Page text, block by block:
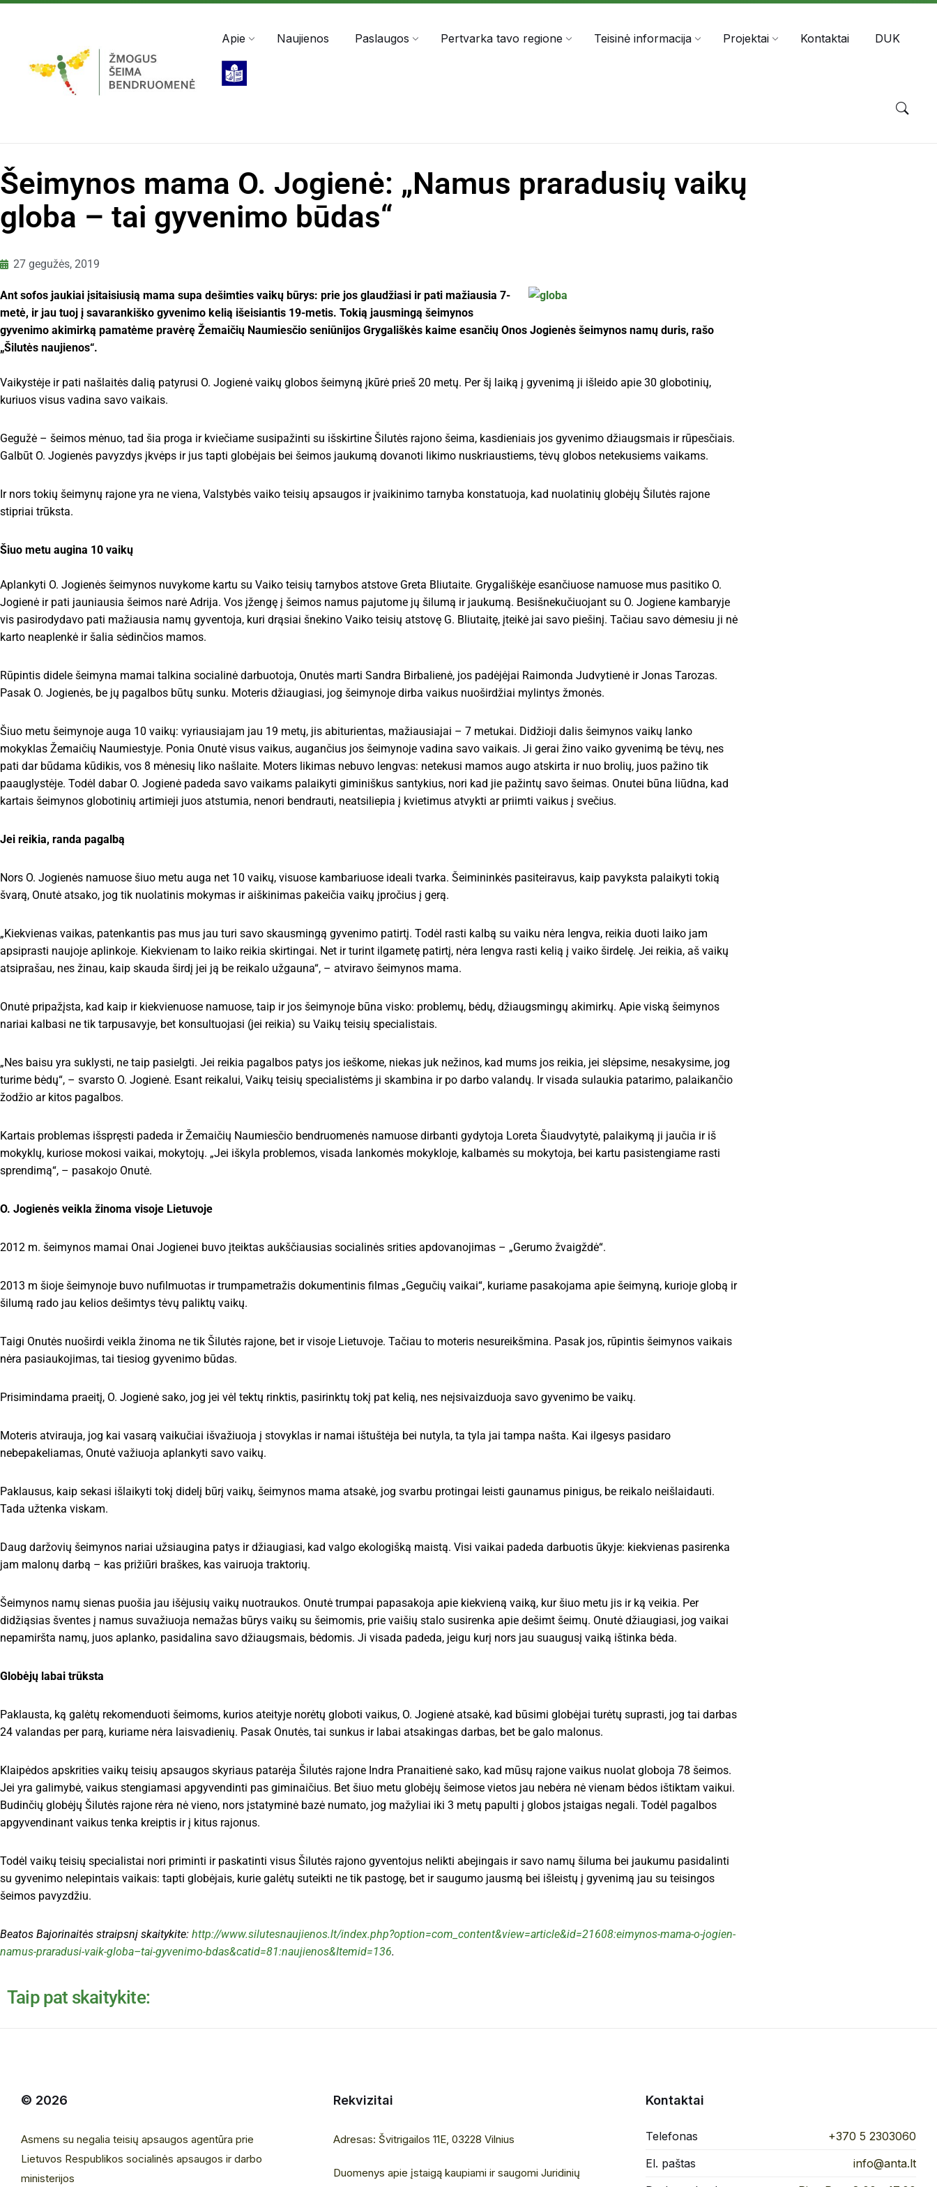
Apie Naujienos Paslaugos Pertvarka tavo regione Teisinė informacija Projektai Kontaktai DUK
Šeimynos mama O. Jogienė: „Namus praradusių vaikų
globa – tai gyvenimo būdas“
27 gegužės, 2019
Ant sofos jaukiai įsitaisiusią mama supa dešimties vaikų būrys: prie jos glaudžiasi ir pati mažiausia 7-
metė, ir jau tuoj į savarankiško gyvenimo kelią išeisiantis 19-metis. Tokią jausmingą šeimynos
gyvenimo akimirką pamatėme pravėrę Žemaičių Naumiesčio seniūnijos Grygališkės kaime esančių Onos Jogienės šeimynos namų duris, rašo
„Šilutės naujienos“.
Vaikystėje ir pati našlaitės dalią patyrusi O. Jogienė vaikų globos šeimyną įkūrė prieš 20 metų. Per šį laiką į gyvenimą ji išleido apie 30 globotinių,
kuriuos visus vadina savo vaikais.
Gegužė – šeimos mėnuo, tad šia proga ir kviečiame susipažinti su išskirtine Šilutės rajono šeima, kasdieniais jos gyvenimo džiaugsmais ir rūpesčiais.
Galbūt O. Jogienės pavyzdys įkvėps ir jus tapti globėjais bei šeimos jaukumą dovanoti likimo nuskriaustiems, tėvų globos netekusiems vaikams.
Ir nors tokių šeimynų rajone yra ne viena, Valstybės vaiko teisių apsaugos ir įvaikinimo tarnyba konstatuoja, kad nuolatinių globėjų Šilutės rajone
stipriai trūksta.
Šiuo metu augina 10 vaikų
Aplankyti O. Jogienės šeimynos nuvykome kartu su Vaiko teisių tarnybos atstove Greta Bliutaite. Grygališkėje esančiuose namuose mus pasitiko O.
Jogienė ir pati jauniausia šeimos narė Adrija. Vos įžengę į šeimos namus pajutome jų šilumą ir jaukumą. Besišnekučiuojant su O. Jogiene kambaryje
vis pasirodydavo pati mažiausia namų gyventoja, kuri drąsiai šnekino Vaiko teisių atstovę G. Bliutaitę, įteikė jai savo piešinį. Tačiau savo dėmesiu ji nė
karto neaplenkė ir šalia sėdinčios mamos.
Rūpintis didele šeimyna mamai talkina socialinė darbuotoja, Onutės marti Sandra Birbalienė, jos padėjėjai Raimonda Judvytienė ir Jonas Tarozas.
Pasak O. Jogienės, be jų pagalbos būtų sunku. Moteris džiaugiasi, jog šeimynoje dirba vaikus nuoširdžiai mylintys žmonės.
Šiuo metu šeimynoje auga 10 vaikų: vyriausiajam jau 19 metų, jis abiturientas, mažiausiajai – 7 metukai. Didžioji dalis šeimynos vaikų lanko
mokyklas Žemaičių Naumiestyje. Ponia Onutė visus vaikus, augančius jos šeimynoje vadina savo vaikais. Ji gerai žino vaiko gyvenimą be tėvų, nes
pati dar būdama kūdikis, vos 8 mėnesių liko našlaite. Moters likimas nebuvo lengvas: netekusi mamos augo atskirta ir nuo brolių, juos pažino tik
paauglystėje. Todėl dabar O. Jogienė padeda savo vaikams palaikyti giminiškus santykius, nori kad jie pažintų savo šeimas. Onutei būna liūdna, kad
kartais šeimynos globotinių artimieji juos atstumia, nenori bendrauti, neatsiliepia į kvietimus atvykti ar priimti vaikus į svečius.
Jei reikia, randa pagalbą
Nors O. Jogienės namuose šiuo metu auga net 10 vaikų, visuose kambariuose ideali tvarka. Šeimininkės pasiteiravus, kaip pavyksta palaikyti tokią
švarą, Onutė atsako, jog tik nuolatinis mokymas ir aiškinimas pakeičia vaikų įpročius į gerą.
„Kiekvienas vaikas, patenkantis pas mus jau turi savo skausmingą gyvenimo patirtį. Todėl rasti kalbą su vaiku nėra lengva, reikia duoti laiko jam
apsiprasti naujoje aplinkoje. Kiekvienam to laiko reikia skirtingai. Net ir turint ilgametę patirtį, nėra lengva rasti kelią į vaiko širdelę. Jei reikia, aš vaikų
atsiprašau, nes žinau, kaip skauda širdį jei ją be reikalo užgauna“, – atviravo šeimynos mama.
Onutė pripažįsta, kad kaip ir kiekvienuose namuose, taip ir jos šeimynoje būna visko: problemų, bėdų, džiaugsmingų akimirkų. Apie viską šeimynos
nariai kalbasi ne tik tarpusavyje, bet konsultuojasi (jei reikia) su Vaikų teisių specialistais.
„Nes baisu yra suklysti, ne taip pasielgti. Jei reikia pagalbos patys jos ieškome, niekas juk nežinos, kad mums jos reikia, jei slėpsime, nesakysime, jog
turime bėdų“, – svarsto O. Jogienė. Esant reikalui, Vaikų teisių specialistėms ji skambina ir po darbo valandų. Ir visada sulaukia patarimo, palaikančio
žodžio ar kitos pagalbos.
Kartais problemas išspręsti padeda ir Žemaičių Naumiesčio bendruomenės namuose dirbanti gydytoja Loreta Šiaudvytytė, palaikymą ji jaučia ir iš
mokyklų, kuriose mokosi vaikai, mokytojų. „Jei iškyla problemos, visada lankomės mokykloje, kalbamės su mokytoja, bei kartu pasistengiame rasti
sprendimą“, – pasakojo Onutė.
O. Jogienės veikla žinoma visoje Lietuvoje
2012 m. šeimynos mamai Onai Jogienei buvo įteiktas aukščiausias socialinės srities apdovanojimas – „Gerumo žvaigždė“.
2013 m šioje šeimynoje buvo nufilmuotas ir trumpametražis dokumentinis filmas „Gegučių vaikai“, kuriame pasakojama apie šeimyną, kurioje globą ir
šilumą rado jau kelios dešimtys tėvų paliktų vaikų.
Taigi Onutės nuoširdi veikla žinoma ne tik Šilutės rajone, bet ir visoje Lietuvoje. Tačiau to moteris nesureikšmina. Pasak jos, rūpintis šeimynos vaikais
nėra pasiaukojimas, tai tiesiog gyvenimo būdas.
Prisimindama praeitį, O. Jogienė sako, jog jei vėl tektų rinktis, pasirinktų tokį pat kelią, nes neįsivaizduoja savo gyvenimo be vaikų.
Moteris atvirauja, jog kai vasarą vaikučiai išvažiuoja į stovyklas ir namai ištuštėja bei nutyla, ta tyla jai tampa našta. Kai ilgesys pasidaro
nebepakeliamas, Onutė važiuoja aplankyti savo vaikų.
Paklausus, kaip sekasi išlaikyti tokį didelį būrį vaikų, šeimynos mama atsakė, jog svarbu protingai leisti gaunamus pinigus, be reikalo neišlaidauti.
Tada užtenka viskam.
Daug daržovių šeimynos nariai užsiaugina patys ir džiaugiasi, kad valgo ekologišką maistą. Visi vaikai padeda darbuotis ūkyje: kiekvienas pasirenka
jam malonų darbą – kas prižiūri braškes, kas vairuoja traktorių.
Šeimynos namų sienas puošia jau išėjusių vaikų nuotraukos. Onutė trumpai papasakoja apie kiekvieną vaiką, kur šiuo metu jis ir ką veikia. Per
didžiąsias šventes į namus suvažiuoja nemažas būrys vaikų su šeimomis, prie vaišių stalo susirenka apie dešimt šeimų. Onutė džiaugiasi, jog vaikai
nepamiršta namų, juos aplanko, pasidalina savo džiaugsmais, bėdomis. Ji visada padeda, jeigu kurį nors jau suaugusį vaiką ištinka bėda.
Globėjų labai trūksta
Paklausta, ką galėtų rekomenduoti šeimoms, kurios ateityje norėtų globoti vaikus, O. Jogienė atsakė, kad būsimi globėjai turėtų suprasti, jog tai darbas
24 valandas per parą, kuriame nėra laisvadienių. Pasak Onutės, tai sunkus ir labai atsakingas darbas, bet be galo malonus.
Klaipėdos apskrities vaikų teisių apsaugos skyriaus patarėja Šilutės rajone Indra Pranaitienė sako, kad mūsų rajone vaikus nuolat globoja 78 šeimos.
Jei yra galimybė, vaikus stengiamasi apgyvendinti pas giminaičius. Bet šiuo metu globėjų šeimose vietos jau nebėra nė vienam bėdos ištiktam vaikui.
Budinčių globėjų Šilutės rajone rėra nė vieno, nors įstatyminė bazė numato, jog mažyliai iki 3 metų papulti į globos įstaigas negali. Todėl pagalbos
apgyvendinant vaikus tenka kreiptis ir į kitus rajonus.
Todėl vaikų teisių specialistai nori priminti ir paskatinti visus Šilutės rajono gyventojus nelikti abejingais ir savo namų šiluma bei jaukumu pasidalinti
su gyvenimo nelepintais vaikais: tapti globėjais, kurie galėtų suteikti ne tik pastogę, bet ir saugumo jausmą bei išleistų į gyvenimą jau su teisingos
šeimos pavyzdžiu.
Beatos Bajorinaitės straipsnį skaitykite: http://www.silutesnaujienos.lt/index.php?option=com_content&view=article&id=21608:eimynos-mama-o-jogien-
namus-praradusi-vaik-globa–tai-gyvenimo-bdas&catid=81:naujienos&Itemid=136.
Taip pat skaitykite:
© 2026
Asmens su negalia teisių apsaugos agentūra prie
Lietuvos Respublikos socialinės apsaugos ir darbo
ministerijos
Rekvizitai
Adresas: Švitrigailos 11E, 03228 Vilnius
Duomenys apie įstaigą kaupiami ir saugomi Juridinių
Kontaktai
Telefonas
+370 5 2303060
El. paštas
info@anta.lt